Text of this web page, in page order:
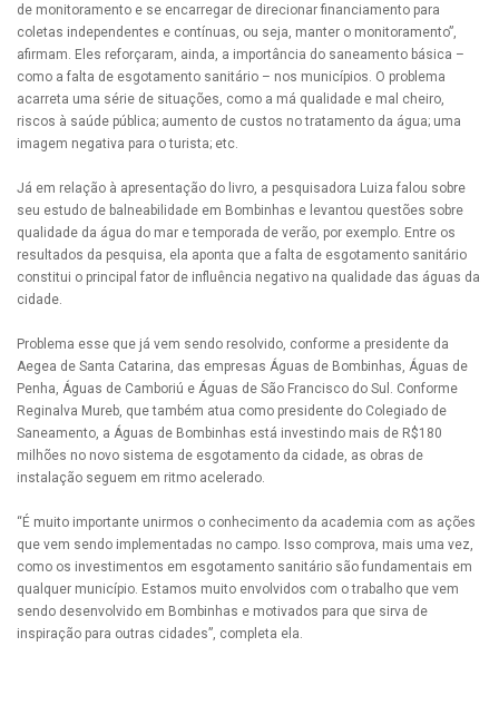
de monitoramento e se encarregar de direcionar financiamento para
coletas independentes e contínuas, ou seja, manter o monitoramento”,
afirmam. Eles reforçaram, ainda, a importância do saneamento básica –
como a falta de esgotamento sanitário – nos municípios. O problema
acarreta uma série de situações, como a má qualidade e mal cheiro,
riscos à saúde pública; aumento de custos no tratamento da água; uma
imagem negativa para o turista; etc.
Já em relação à apresentação do livro, a pesquisadora Luiza falou sobre
seu estudo de balneabilidade em Bombinhas e levantou questões sobre
qualidade da água do mar e temporada de verão, por exemplo. Entre os
resultados da pesquisa, ela aponta que a falta de esgotamento sanitário
constitui o principal fator de influência negativo na qualidade das águas da
cidade.
Problema esse que já vem sendo resolvido, conforme a presidente da
Aegea de Santa Catarina, das empresas Águas de Bombinhas, Águas de
Penha, Águas de Camboriú e Águas de São Francisco do Sul. Conforme
Reginalva Mureb, que também atua como presidente do Colegiado de
Saneamento, a Águas de Bombinhas está investindo mais de R$180
milhões no novo sistema de esgotamento da cidade, as obras de
instalação seguem em ritmo acelerado.
“É muito importante unirmos o conhecimento da academia com as ações
que vem sendo implementadas no campo. Isso comprova, mais uma vez,
como os investimentos em esgotamento sanitário são fundamentais em
qualquer município. Estamos muito envolvidos com o trabalho que vem
sendo desenvolvido em Bombinhas e motivados para que sirva de
inspiração para outras cidades”, completa ela.